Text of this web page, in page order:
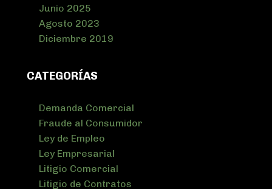
Junio 2025
Agosto 2023
Diciembre 2019
CATEGORÍAS
Demanda Comercial
Fraude al Consumidor
Ley de Empleo
Ley Empresarial
Litigio Comercial
Litigio de Contratos